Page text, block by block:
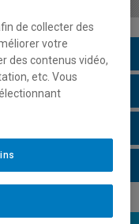
de collecter des
votre
des contenus vidéo,
etc. Vous